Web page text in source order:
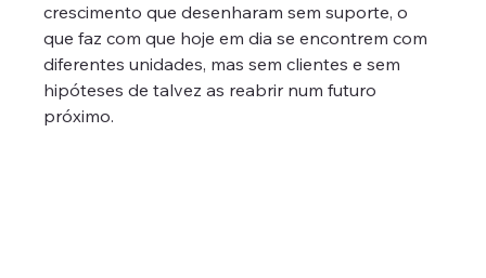
crescimento que desenharam sem suporte, o
que faz com que hoje em dia se encontrem com
diferentes unidades, mas sem clientes e sem
hipóteses de talvez as reabrir num futuro
próximo.